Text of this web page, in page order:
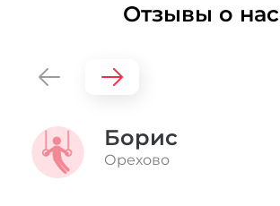
Отзывы о нас
Борис
Орехово